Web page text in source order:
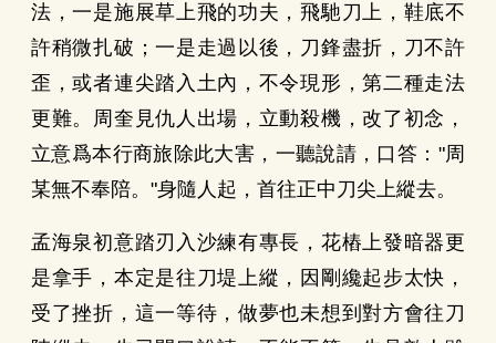
法，一是施展草上飛的功夫，飛馳刀上，鞋底不
許稍微扎破；一是走過以後，刀鋒盡折，刀不許
歪，或者連尖踏入土內，不令現形，第二種走法
更難。周奎見仇人出場，立動殺機，改了初念，
立意爲本行商旅除此大害，一聽說請，口答："周
某無不奉陪。"身隨人起，首往正中刀尖上縱去。
孟海泉初意踏刃入沙練有專長，花樁上發暗器更
是拿手，本定是往刀堤上縱，因剛纔起步太快，
受了挫折，這一等待，做夢也未想到對方會往刀